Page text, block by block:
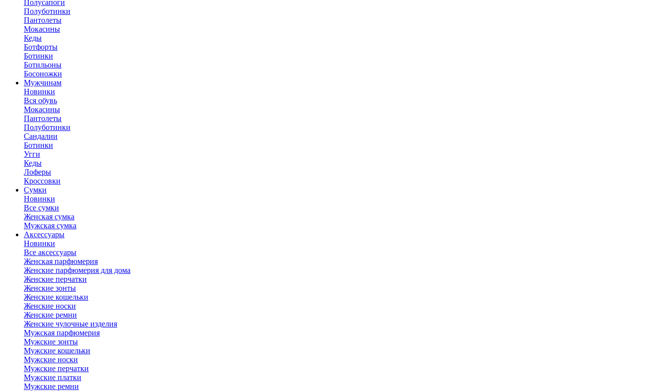
Полусапоги
Полуботинки
Пантолеты
Мокасины
Кеды
Ботфорты
Ботинки
Ботильоны
Босоножки
Мужчинам
Новинки
Вся обувь
Мокасины
Пантолеты
Полуботинки
Сандалии
Ботинки
Угги
Кеды
Лоферы
Кроссовки
Сумки
Новинки
Все сумки
Женская сумка
Мужская сумка
Аксессуары
Новинки
Все аксессуары
Женская парфюмерия
Женские парфюмерия для дома
Женские перчатки
Женские зонты
Женские кошельки
Женские носки
Женские ремни
Женские чулочные изделия
Мужская парфюмерия
Мужские зонты
Мужские кошельки
Мужские носки
Мужские перчатки
Мужские платки
Мужские ремни